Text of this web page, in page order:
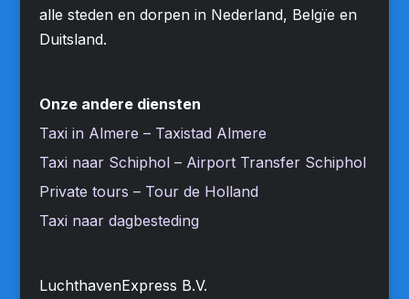
alle steden en dorpen in Nederland, Belgïe en
Duitsland.
Onze andere diensten
Taxi in Almere – Taxistad Almere
Taxi naar Schiphol – Airport Transfer Schiphol
Private tours – Tour de Holland
Taxi naar dagbesteding
LuchthavenExpress B.V.